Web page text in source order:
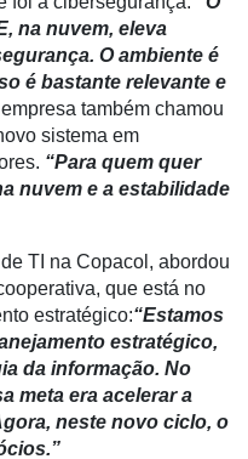
na nuvem, eleva
O ambiente é
é bastante relevante e
também chamou
sistema em
“Para quem quer
nuvem e a estabilidade
TI na Copacol, abordou
que está no
estratégico:“Estamos
estratégico,
da informação. No
meta era acelerar a
neste novo ciclo, o